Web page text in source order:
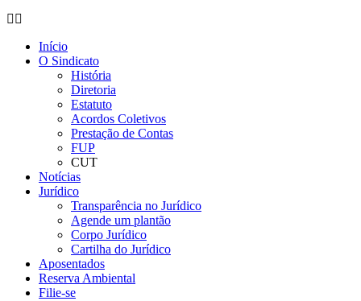
Início
O Sindicato
História
Diretoria
Estatuto
Acordos Coletivos
Prestação de Contas
FUP
CUT
Notícias
Jurídico
Transparência no Jurídico
Agende um plantão
Corpo Jurídico
Cartilha do Jurídico
Aposentados
Reserva Ambiental
Filie-se